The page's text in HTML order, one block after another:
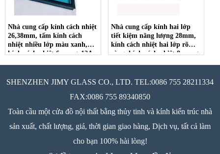
Nhà cung cấp kính cách nhiệt
26,38mm, tấm kính cách
nhiệt nhiều lớp màu xanh,
kính cách nhiệt 6 mm + 12A
Nhà cung cấp kính hai lớp
tiết kiệm năng lượng 28mm,
kính cách nhiệt hai lớp rõ
ràng, kính cách nhiệt 8 mm +
SHENZHEN JIMY GLASS CO., LTD. TEL:0086 755 28211334
FAX:0086 755 89340850
Toàn cầu một cửa đồ nội thất bằng thủy tinh và kính kiến trúc nhà
sản xuất, chất lượng, giá, thời gian giao hàng, Dịch vụ, tất cả làm
cho bạn 100% hài lòng!